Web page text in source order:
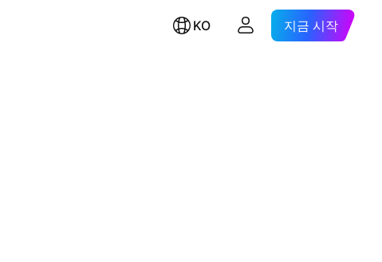
KO 지금 시작